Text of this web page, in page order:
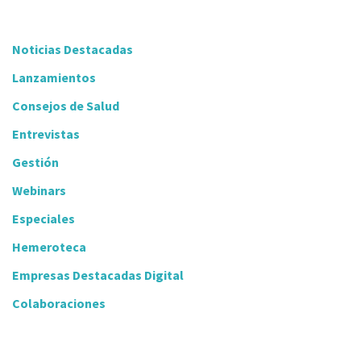
Noticias Destacadas
Lanzamientos
Consejos de Salud
Entrevistas
Gestión
Webinars
Especiales
Hemeroteca
Empresas Destacadas Digital
Colaboraciones